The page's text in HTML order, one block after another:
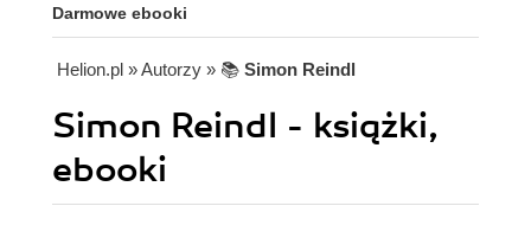
Darmowe ebooki
Helion.pl » Autorzy » 📚 Simon Reindl
Simon Reindl - książki,
ebooki